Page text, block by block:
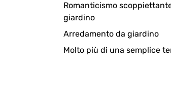
Romanticismo
giardino
Arredamento da giardino
Molto più di una semplice